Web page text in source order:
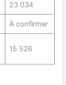
23 034
À confirmer
15 526